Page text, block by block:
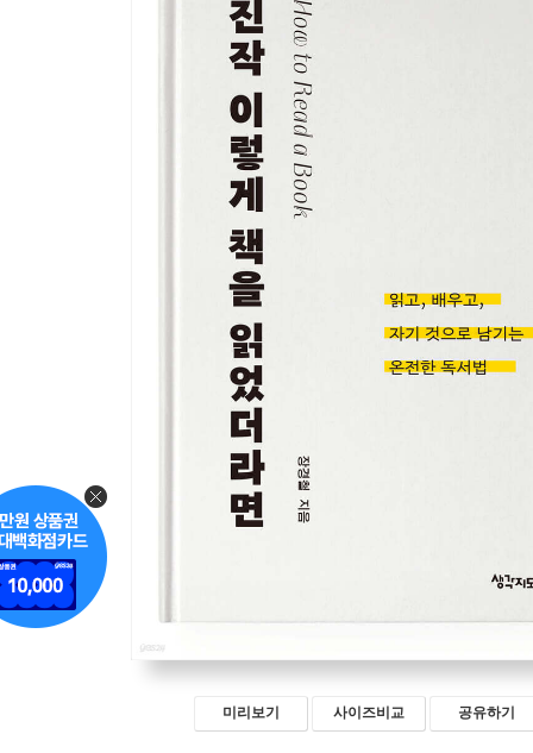
미리보기 사이즈비교 공유하기